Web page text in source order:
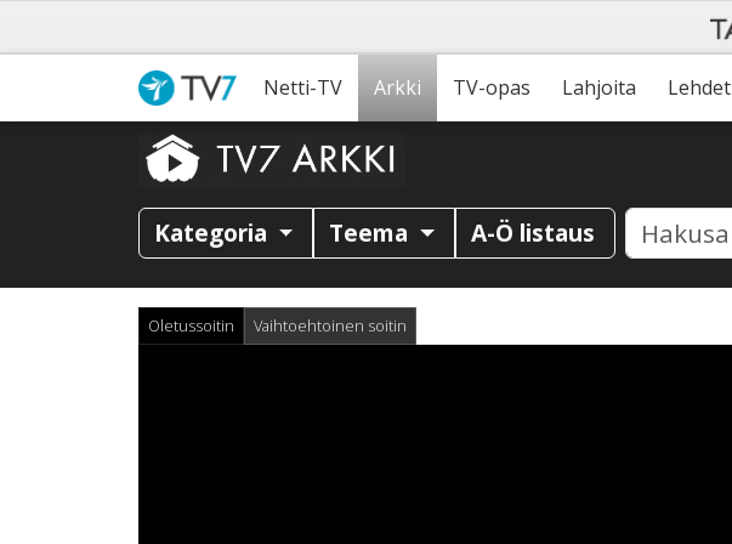
Netti-TV Arkki TV-opas Lahjoita Lehdet
Kategoria Teema A-Ö listaus
Oletussoitin Vaihtoehtoinen soitin